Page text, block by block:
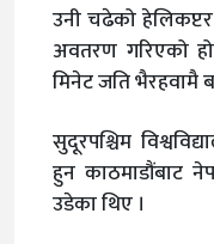
उनी चढेको हेलिकप्टर
अवतरण गरिएको
मिनेट जति भैरहवामै
सुदूरपश्चिम
हुन काठमाडौंबाट
उडेका थिए ।